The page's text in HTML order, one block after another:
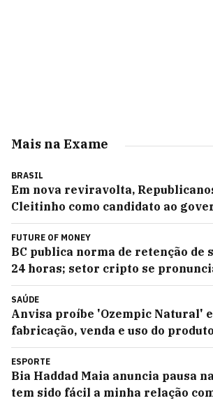
Mais na Exame
BRASIL
Em nova reviravolta,
Cleitinho como candidato ao
FUTURE OF MONEY
BC publica norma de retenção de
24 horas; setor cripto se
SAÚDE
Anvisa proíbe 'Ozempic Natural'
fabricação, venda e uso do produto
ESPORTE
Bia Haddad Maia anuncia pausa
tem sido fácil a minha relação